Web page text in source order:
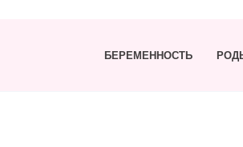
БЕРЕМЕННОСТЬ